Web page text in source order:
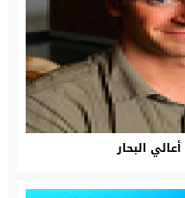
البحار